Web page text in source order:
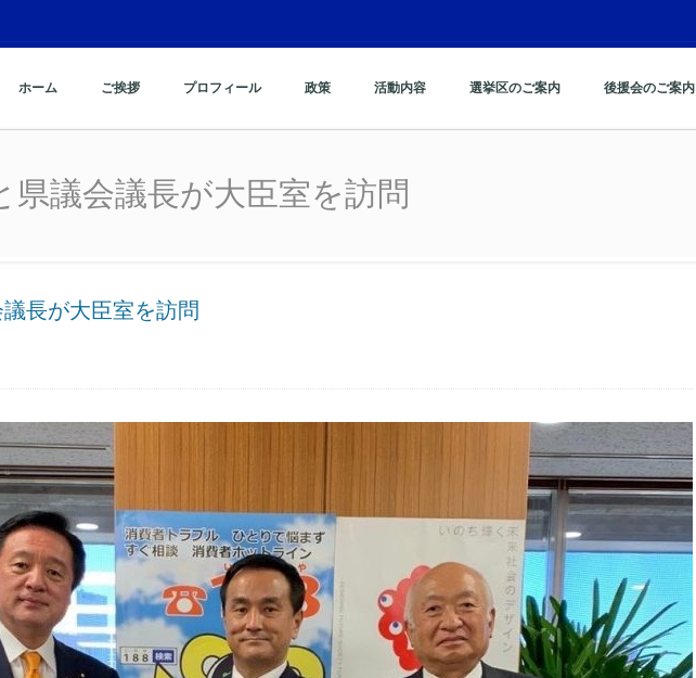
ホーム ご挨拶 プロフィール 政策 活動内容 選挙区のご案内 後援会のご案内
県議会議長が大臣室を訪問
長が大臣室を訪問